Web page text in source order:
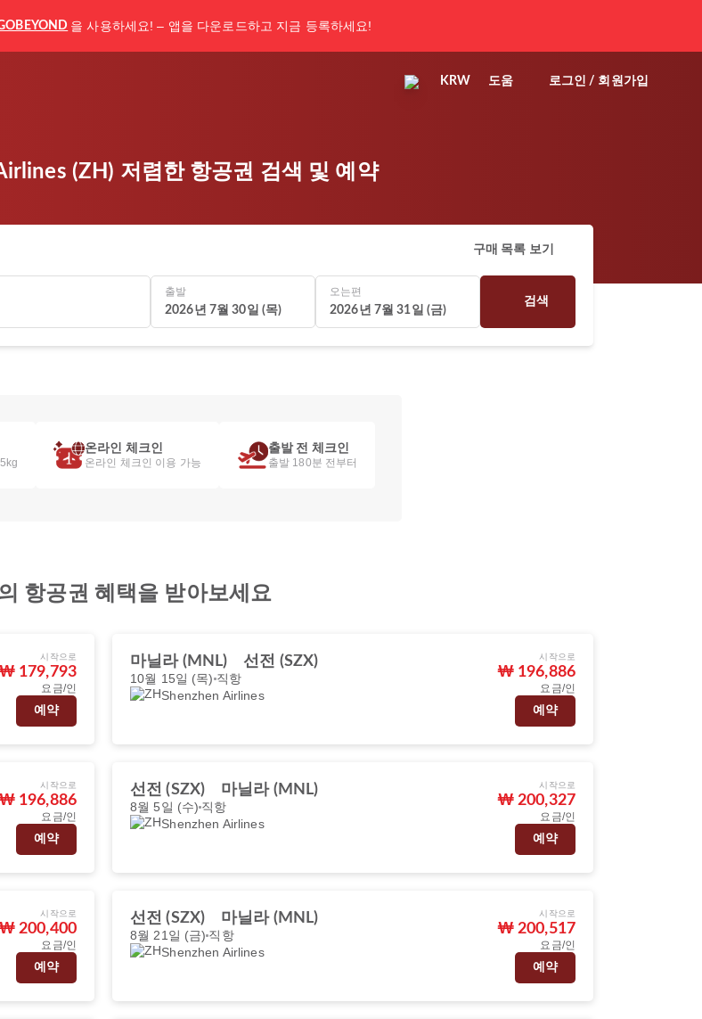
을 사용하세요! – 앱을 다운로드하고 지금 등록하세요!
KRW 도움 로그인 / 회원가입
(ZH) 저렴한 항공권 검색 및 예약
구매 목록 보기
출발
2026년 7월 30일 (목)
오는편
2026년 7월 31일 (금)
검색
온라인 체크인
온라인 체크인 이용 가능
출발 전 체크인
출발 180분 전부터
항공권 혜택을 받아보세요
시작으로
179,793
요금/인
예약
마닐라 (MNL) 선전 (SZX)
10월 15일 (목) 직항
Shenzhen Airlines
시작으로
₩ 196,886
요금/인
예약
시작으로
196,886
요금/인
예약
선전 (SZX) 마닐라 (MNL)
8월 5일 (수) 직항
Shenzhen Airlines
시작으로
₩ 200,327
요금/인
예약
시작으로
200,400
요금/인
예약
선전 (SZX) 마닐라 (MNL)
8월 21일 (금) 직항
Shenzhen Airlines
시작으로
₩ 200,517
요금/인
예약